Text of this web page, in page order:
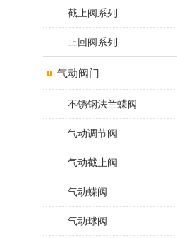
截止阀系列
止回阀系列
气动阀门
不锈钢法兰蝶阀
气动调节阀
气动截止阀
气动蝶阀
气动球阀